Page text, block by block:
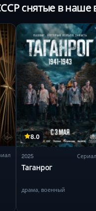
снятые в наше
8.0
2025 Сериал
Таганрог
драма, военный